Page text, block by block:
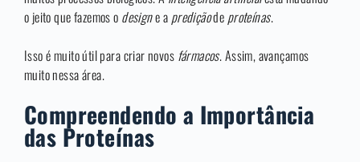
o jeito que fazemos o designe a prediçãode proteínas.
Isso é muito útil para criar novos fármacos. Assim, avançamos
muito nessa área.
Compreendendo a Importância
das Proteínas